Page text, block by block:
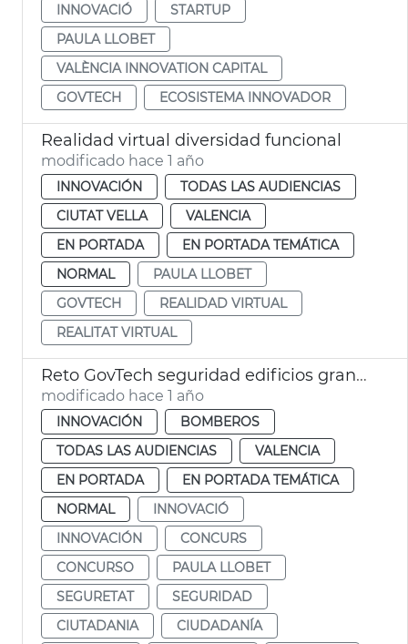
INNOVACIÓ
STARTUP
PAULA LLOBET
VALÈNCIA INNOVATION CAPITAL
GOVTECH
ECOSISTEMA INNOVADOR
Realidad virtual diversidad funcional
modificado hace 1 año
INNOVACIÓN
TODAS LAS AUDIENCIAS
CIUTAT VELLA
VALENCIA
EN PORTADA
EN PORTADA TEMÁTICA
NORMAL
PAULA LLOBET
GOVTECH
REALIDAD VIRTUAL
REALITAT VIRTUAL
Reto GovTech seguridad edificios gran altura
modificado hace 1 año
INNOVACIÓN
BOMBEROS
TODAS LAS AUDIENCIAS
VALENCIA
EN PORTADA
EN PORTADA TEMÁTICA
NORMAL
INNOVACIÓ
INNOVACIÓN
CONCURS
CONCURSO
PAULA LLOBET
SEGURETAT
SEGURIDAD
CIUTADANIA
CIUDADANÍA